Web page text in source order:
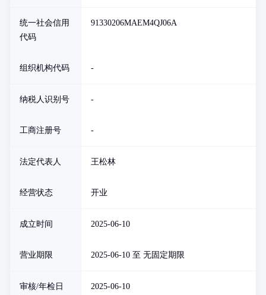
统一社会信用
代码
91330206MAEM4QJ06A
组织机构代码 -
纳税人识别号 -
工商注册号 -
法定代表人 王松林
经营状态 开业
成立时间 2025-06-10
营业期限 2025-06-10 至 无固定期限
审核/年检日
2025-06-10